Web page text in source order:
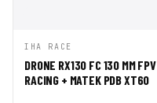
VISTA
RÁPIDA
CESTA
IHA RACE
DRONE RX130 FC 130 MM FPV
RACING + MATEK PDB XT60